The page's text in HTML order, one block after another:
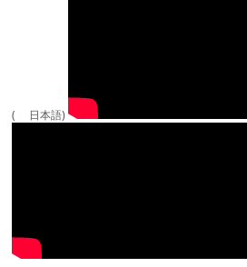
( 日本語)